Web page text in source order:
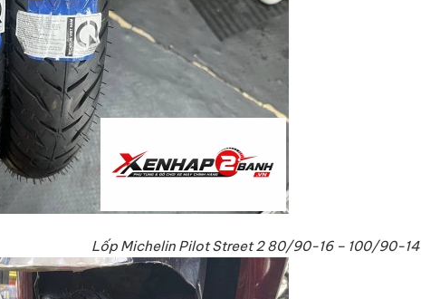
Lốp Michelin Pilot Street 2 80/90-16 – 100/90-14